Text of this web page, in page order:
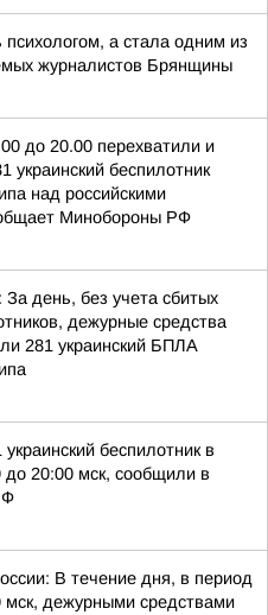
психологом, а стала одним из
журналистов Брянщины
до 20.00 перехватили и
украинский беспилотник
над российскими
Минобороны РФ
день, без учета сбитых
дежурные средства
281 украинский БПЛА
беспилотник в
до 20:00 мск, сообщили в
В течение дня, в период
мск, дежурными средствами